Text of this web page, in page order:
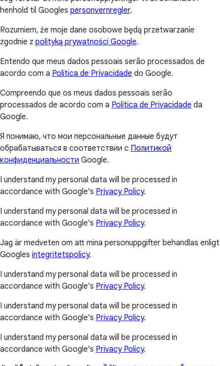
henhold til Googles personvernregler.
Rozumiem, że moje dane osobowe będą przetwarzanie
zgodnie z polityką prywatności Google.
Entendo que meus dados pessoais serão processados de
acordo com a Política de Privacidade do Google.
Compreendo que os meus dados pessoais serão
processados de acordo com a Política de Privacidade da
Google.
Я понимаю, что мои персональные данные будут
обрабатываться в соответствии с Политикой
конфиденциальности Google.
I understand my personal data will be processed in
accordance with Google’s Privacy Policy.
I understand my personal data will be processed in
accordance with Google’s Privacy Policy.
Jag är medveten om att mina personuppgifter behandlas enligt
Googles integritetspolicy.
I understand my personal data will be processed in
accordance with Google’s Privacy Policy.
I understand my personal data will be processed in
accordance with Google’s Privacy Policy.
I understand my personal data will be processed in
accordance with Google’s Privacy Policy.